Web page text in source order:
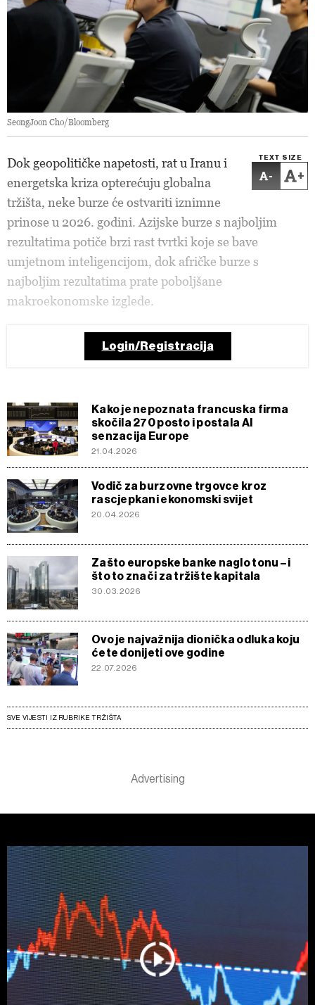
SeongJoon Cho/Bloomberg
TEXT SIZE
- +
Dok geopolitičke napetosti, rat u Iranu i
energetska kriza opterećuju globalna
tržišta, neke burze će ostvariti iznimne
prinose u 2026. godini. Azijske burze s najboljim
rezultatima potiče brzi rast tvrtki koje se bave
umjetnom inteligencijom, dok afričke burze s
najboljim rezultatima prate poboljšane
makroekonomske izglede.
Login/Registracija
Kako je nepoznata francuska firma
skočila 270 posto i postala AI
senzacija Europe
21.04.2026
Vodič za burzovne trgovce kroz
rascjepkani ekonomski svijet
20.04.2026
Zašto europske banke naglo tonu – i
što to znači za tržište kapitala
30.03.2026
Ovo je najvažnija dionička odluka koju
ćete donijeti ove godine
22.07.2026
SVE VIJESTI IZ RUBRIKE TRŽIŠTA